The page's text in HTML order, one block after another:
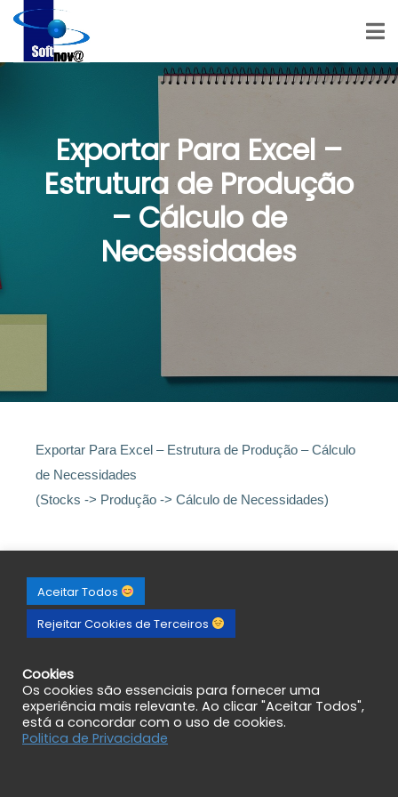
Exportar Para Excel –
Estrutura de Produção
– Cálculo de
Necessidades
Exportar Para Excel – Estrutura de Produção – Cálculo
de Necessidades
(Stocks -> Produção -> Cálculo de Necessidades)
Aceitar Todos
Rejeitar Cookies de Terceiros
Cookies
Os cookies são essenciais para fornecer uma
experiência mais relevante. Ao clicar "Aceitar Todos",
está a concordar com o uso de cookies.
Politica de Privacidade